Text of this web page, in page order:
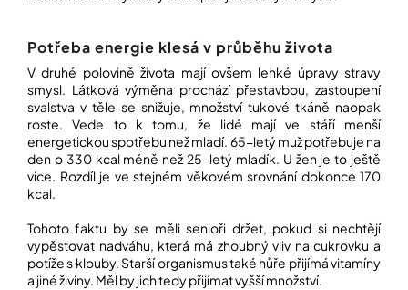
NAŠE
INSPIRACE
ZÁBAVA,
KTERÁ
POSÍLÍ
PAMĚŤ
KONCENTRACI
BAZAR
REPASOVANÉ
POMŮCKY
Potřeba energie klesá v průběhu života
V druhé polovině života mají ovšem lehké úpravy stravy
smysl. Látková výměna prochází přestavbou, zastoupení
svalstva v těle se snižuje, množství tukové tkáně naopak
roste. Vede to k tomu, že lidé mají ve stáří menší
energetickou spotřebu než mladí. 65-letý muž potřebuje na
den o 330 kcal méně než 25-letý mladík. U žen je to ještě
více. Rozdíl je ve stejném věkovém srovnání dokonce 170
kcal.
Tohoto faktu by se měli senioři držet, pokud si nechtějí
vypěstovat nadváhu, která má zhoubný vliv na cukrovku a
potíže s klouby. Starší organismus také hůře přijímá vitamíny
a jiné živiny. Měl by jich tedy přijímat vyšší množství.
D
o
p
o
u
č
e
m
e